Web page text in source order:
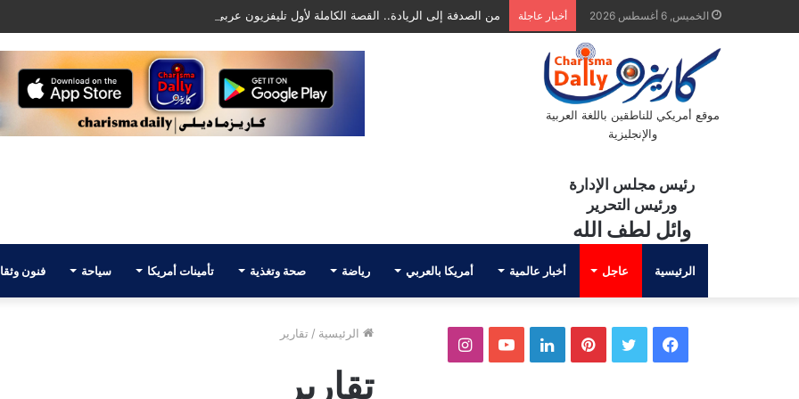
الخميس, 6 أغسطس 2026 أخبار عاجلة من الصدفة إلى الريادة.. القصة الكاملة لأول تليفزيون عربي في أمريكا AATV
موقع أمريكي للناطقين باللغة العربية
والإنجليزية
رئيس مجلس الإدارة
ورئيس التحرير
وائل لطف الله
الرئيسية عاجل أخبار عالمية أمريكا بالعربي رياضة صحة وتغذية تأمينات أمريكا سياحة فنون
الرئيسية / تقارير
تقارير